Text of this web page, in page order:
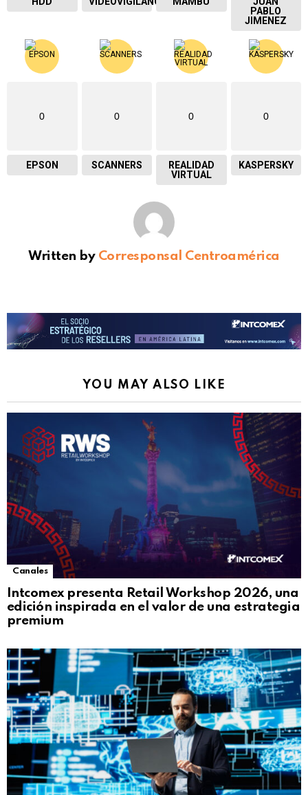
PABLO
JIMENEZ
0
EPSON
0
SCANNERS
0
REALIDAD
VIRTUAL
0
KASPERSKY
Written by Corresponsal Centroamérica
YOU MAY ALSO LIKE
Canales
Intcomex presenta Retail Workshop 2026, una
edición inspirada en el valor de una estrategia
premium